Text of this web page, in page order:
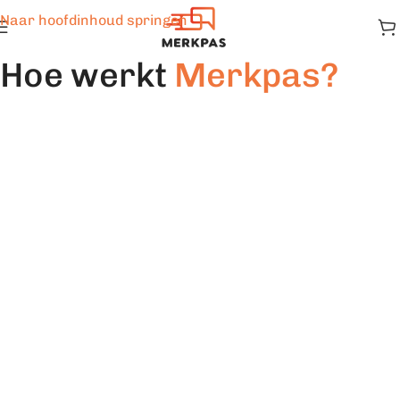
Naar hoofdinhoud springen
Hoe werkt Merkpas?